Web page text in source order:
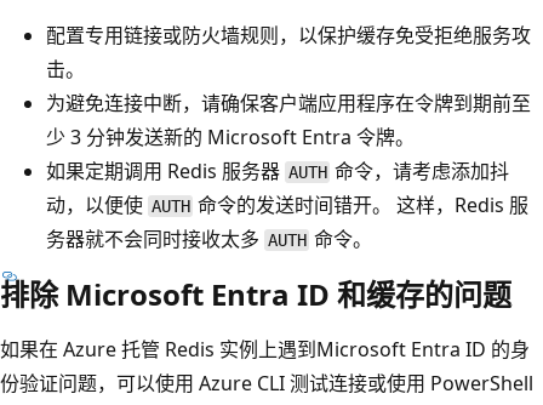
配置专用链接或防火墙规则，以保护缓存免受拒绝服务攻
击。
为避免连接中断，请确保客户端应用程序在令牌到期前至
少 3 分钟发送新的 Microsoft Entra 令牌。
如果定期调用 Redis 服务器 AUTH 命令，请考虑添加抖
动，以便使 AUTH 命令的发送时间错开。 这样，Redis 服
务器就不会同时接收太多 AUTH 命令。
排除 Microsoft Entra ID 和缓存的问题
如果在 Azure 托管 Redis 实例上遇到Microsoft Entra ID 的身
份验证问题，可以使用 Azure CLI 测试连接或使用 PowerShell